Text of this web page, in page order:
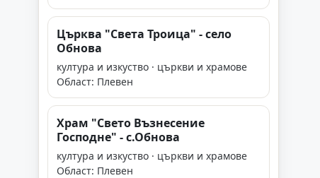
Църква "Света Троица" - село
Обнова
култура и изкуство · църкви и храмове
Област: Плевен
Храм "Свето Възнесение
Господне" - с.Обнова
култура и изкуство · църкви и храмове
Област: Плевен